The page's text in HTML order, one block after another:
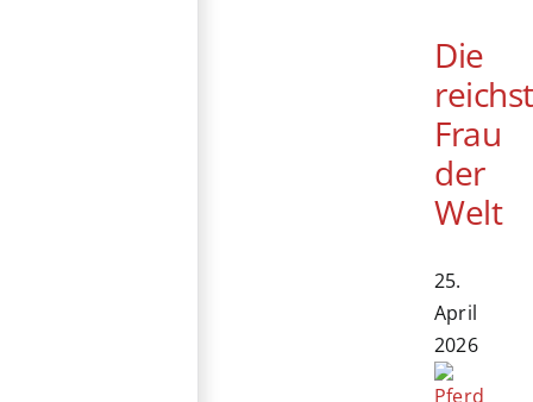
Die
Frau
der
Welt
25.
April
2026